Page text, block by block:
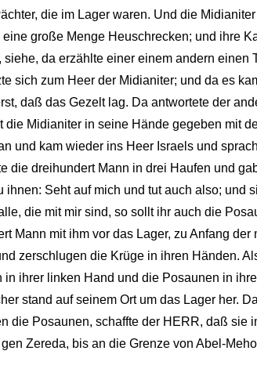
die im Lager waren. Und die
große Menge Heuschrecken; und ihre
siehe, da erzählte einer einem andern
sich zum Heer der Midianiter; und da es
daß das Gezelt lag. Da antwortete der
die Midianiter in seine Hände gegeben mit
und kam wieder ins Heer Israels und
die dreihundert Mann in drei Haufen und
ihnen: Seht auf mich und tut auch also;
die mit mir sind, so sollt ihr auch die
Mann mit ihm vor das Lager, zu Anfang
zerschlugen die Krüge in ihren Händen.
ihrer linken Hand und die Posaunen in
stand auf seinem Ort um das Lager her.
die Posaunen, schaffte der HERR, daß
Zereda, bis an die Grenze von Abel-